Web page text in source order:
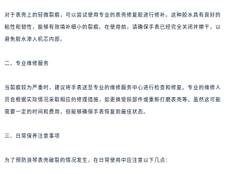
对于表壳上的轻微裂痕，可以尝试使用专业的表壳修复胶进行修补。这种胶水具有良好的
粘性和韧性，能够有效填补细小的裂痕。在使用前，请确保手表已经完全关闭并擦干，以
避免胶水渗入机芯内部。
二、专业维修服务
当裂痕较为严重时，建议将手表送至专业的维修服务中心进行检查和修复。专业的维修人
员会根据实际情况采取相应的修理措施，如更换受损部件或重新打磨表壳等。虽然这可能
需要一定的时间和费用，但能够确保手表恢复到最佳状态。
三、日常保养注意事项
为了预防浪琴表壳破裂的情况发生，在日常使用中应注意以下几点：